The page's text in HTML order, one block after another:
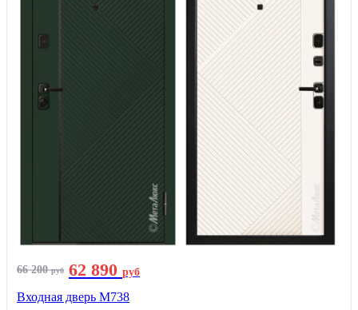
66 200руб 62 890 руб
Входная дверь М738